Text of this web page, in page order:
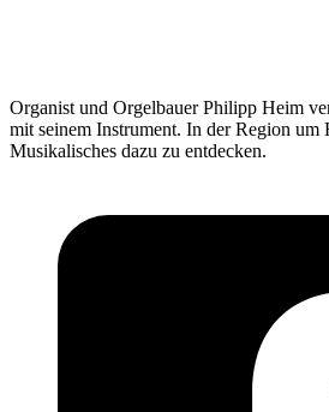
Organist und Orgelbauer Philipp Heim
mit seinem Instrument. In der Region um
Musikalisches dazu zu entdecken.